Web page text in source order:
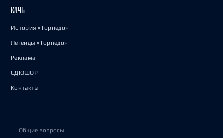
КЛУБ
История «Торпедо»
Легенды «Торпедо»
Реклама
СДЮШОР
Контакты
Общие вопросы